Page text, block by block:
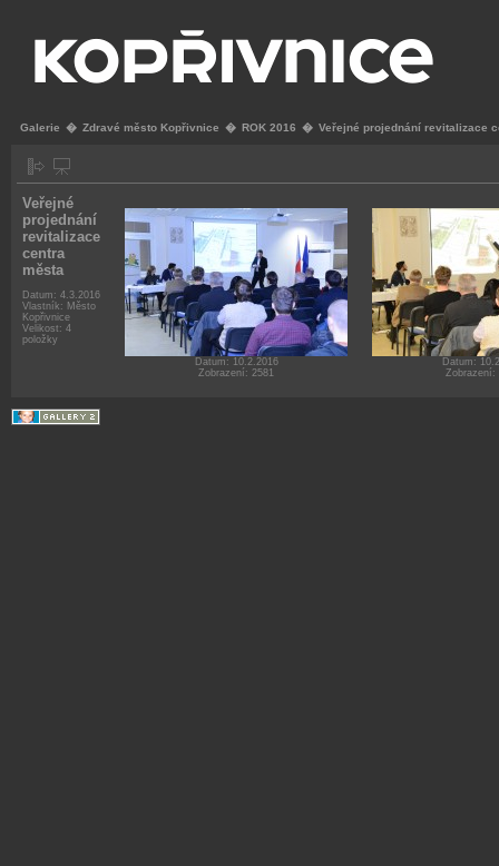
Galerie � Zdravé město Kopřivnice � ROK 2016 � Veřejné projednání revitalizace
Veřejné
projednání
revitalizace
centra
města
Datum: 4.3.2016
Vlastník: Město
Kopřivnice
Velikost: 4
položky
Datum: 10.2.2016
Zobrazení: 2581
Datum:
Zobrazení: